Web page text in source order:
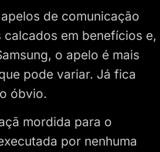
de comunicação
em benefícios e,
o apelo é mais
pode variar. Já fica
óbvio.
mordida para o
por nenhuma